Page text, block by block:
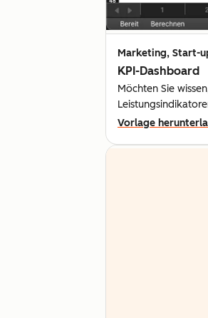
Marketing, Start-
KPI-Dashboard
Möchten Sie
Vorlage